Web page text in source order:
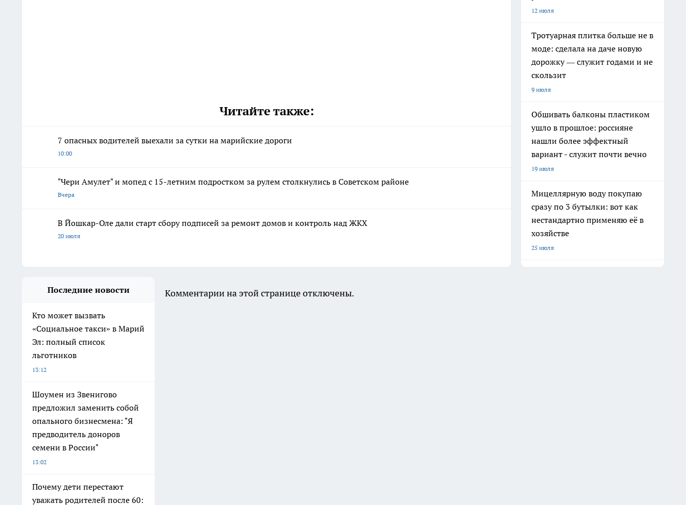
Читайте также:
7 опасных водителей выехали за сутки на марийские дороги
10:00
"Чери Амулет" и мопед с 15-летним подростком за рулем столкнулись в Советском районе
Вчера
В Йошкар-Оле дали старт сбору подписей за ремонт домов и контроль над ЖКХ
20 июля
12 июля
Тротуарная плитка больше не в
моде: сделала на даче новую
дорожку — служит годами и не
скользит
9 июля
Обшивать балконы пластиком
ушло в прошлое: россияне
нашли более эффектный
вариант - служит почти вечно
19 июля
Мицеллярную воду покупаю
сразу по 3 бутылки: вот как
нестандартно применяю её в
хозяйстве
25 июля
Последние новости
Кто может вызвать
«Социальное такси» в Марий
Эл: полный список
льготников
13:12
Шоумен из Звенигово
предложил заменить собой
опального бизнесмена: "Я
предводитель доноров
семени в России"
13:02
Почему дети перестают
уважать родителей после 60:
Комментарии на этой странице отключены.